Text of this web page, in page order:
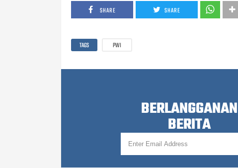
SHARE SHARE
TAGS PWI
BERLANGGANAN
BERITA